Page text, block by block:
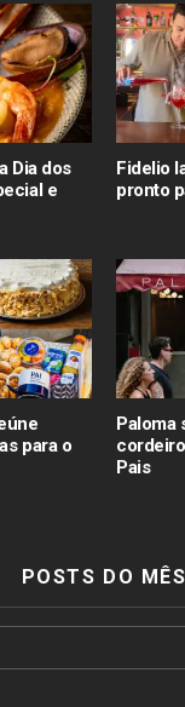
Dia dos
e
Fidelio
pronto
para o
Paloma
Pais
POSTS DO MÊS